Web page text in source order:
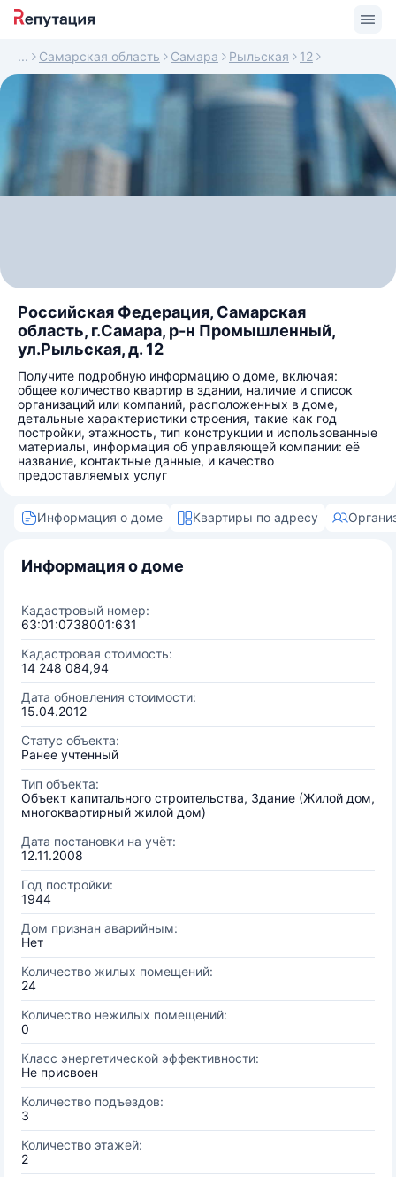
Самарская область Самара Рыльская 12
Российская Федерация, Самарская
область, г.Самара, р-н Промышленный,
ул.Рыльская, д. 12
Получите подробную информацию о доме, включая:
общее количество квартир в здании, наличие и список
организаций или компаний, расположенных в доме,
детальные характеристики строения, такие как год
постройки, этажность, тип конструкции и использованные
материалы, информация об управляющей компании: её
название, контактные данные, и качество
предоставляемых услуг
Информация о доме Квартиры по адресу
Информация о доме
Кадастровый номер:
63:01:0738001:631
Кадастровая стоимость:
14 248 084,94
Дата обновления стоимости:
15.04.2012
Статус объекта:
Ранее учтенный
Тип объекта:
Объект капитального строительства, Здание (Жилой дом,
многоквартирный жилой дом)
Дата постановки на учёт:
12.11.2008
Год постройки:
1944
Дом признан аварийным:
Нет
Количество жилых помещений:
24
Количество нежилых помещений:
0
Класс энергетической эффективности:
Не присвоен
Количество подъездов:
3
Количество этажей:
2